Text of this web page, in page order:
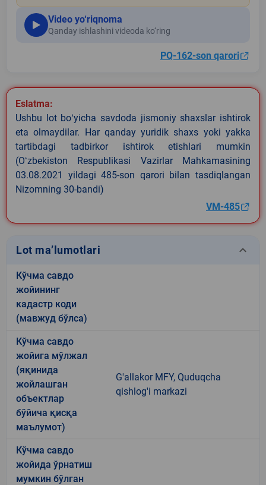
Video yo‘riqnoma
Qanday ishlashini videoda ko‘ring
PQ-162-son qarori
Eslatma:
Ushbu lot boʻyicha savdoda jismoniy shaxslar ishtirok
eta olmaydilar. Har qanday yuridik shaxs yoki yakka
tartibdagi tadbirkor ishtirok etishlari mumkin
(Oʻzbekiston Respublikasi Vazirlar Mahkamasining
03.08.2021 yildagi 485-son qarori bilan tasdiqlangan
Nizomning 30-bandi)
VM-485
Lot ma’lumotlari keyboard_arrow_down
Кўчма савдо
жойининг
кадастр коди
(мавжуд бўлса)
Кўчма савдо
жойига мўлжал
(яқинида
жойлашган
объектлар
бўйича қисқа
маълумот)
G'allakor MFY, Quduqcha
qishlog'i markazi
Кўчма савдо
жойида ўрнатиш
мумкин бўлган